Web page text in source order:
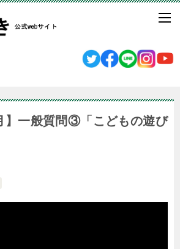
】一般質問③「こどもの遊び